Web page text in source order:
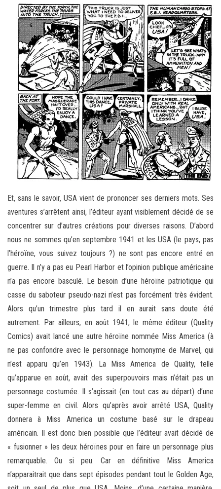
Et, sans le savoir, USA vient de prononcer ses derniers mots. Ses
aventures s’arrêtent ainsi, l’éditeur ayant visiblement décidé de se
concentrer sur d’autres créations pour diverses raisons. D’abord
nous ne sommes qu’en septembre 1941 et les USA (le pays, pas
l’héroïne, vous suivez toujours ?) ne sont pas encore entré en
guerre. Il n’y a pas eu Pearl Harbor et l’opinion publique américaine
n’a pas encore basculé. Le besoin d’une héroïne patriotique qui
casse du saboteur pseudo-nazi n’est pas forcément très évident.
Alors qu’un trimestre plus tard il en aurait sans doute été
autrement. Par ailleurs, en août 1941, le même éditeur (Quality
Comics) avait lancé une autre héroïne nommée Miss America (à
ne pas confondre avec le personnage homonyme de Marvel, qui
n’est apparu qu’en 1943). La Miss America de Quality, telle
qu’apparue en août, avait des superpouvoirs mais n’était pas un
personnage costumée. Il s’agissait (en tout cas au départ) d’une
super-femme en civil. Alors qu’après avoir arrêté USA, Quality
donnera à Miss America un costume basé sur le drapeau
américain. Il est donc bien possible que l’éditeur avait décidé de
« fusionner » les deux héroïnes pour en faire un personnage plus
remarquable. Ou si peu. Car en définitive Miss America
n’apparaitrait que dans sept épisodes pendant tout le Golden Age,